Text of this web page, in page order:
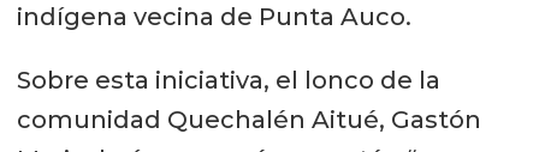
indígena vecina de Punta Auco.
Sobre esta iniciativa, el lonco de la
comunidad Quechalén Aitué, Gastón